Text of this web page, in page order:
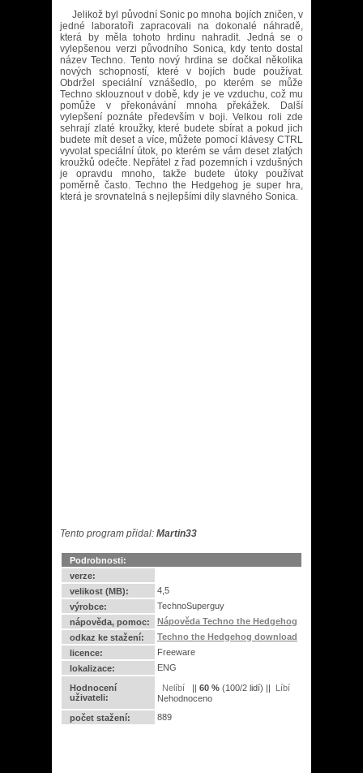
Jelikož byl původní Sonic po mnoha bojích zničen, v
jedné laboratoři zapracovali na dokonalé náhradě,
která by měla tohoto hrdinu nahradit. Jedná se o
vylepšenou verzi původního Sonica, kdy tento dostal
název Techno. Tento nový hrdina se dočkal několika
nových schopností, které v bojích bude používat.
Obdržel speciální vznášedlo, po kterém se může
Techno sklouznout v době, kdy je ve vzduchu, což mu
pomůže v překonávání mnoha překážek. Další
vylepšení poznáte především v boji. Velkou roli zde
sehrají zlaté kroužky, které budete sbírat a pokud jich
budete mít deset a více, můžete pomocí klávesy CTRL
vyvolat speciální útok, po kterém se vám deset zlatých
kroužků odečte. Nepřátel z řad pozemních i vzdušných
je opravdu mnoho, takže budete útoky používat
poměrně často. Techno the Hedgehog je super hra,
která je srovnatelná s nejlepšími díly slavného Sonica.
Tento program přidal: Martin33
Podrobnosti:
verze:
velikost (MB):
4,5
výrobce:
TechnoSuperguy
nápověda, pomoc:
Nápověda Techno the Hedgehog
odkaz ke stažení:
Techno the Hedgehog download
licence:
Freeware
lokalizace:
ENG
Hodnocení
uživateli:
|| 60 % (100/2 lidí) ||
Nehodnoceno
počet stažení:
889